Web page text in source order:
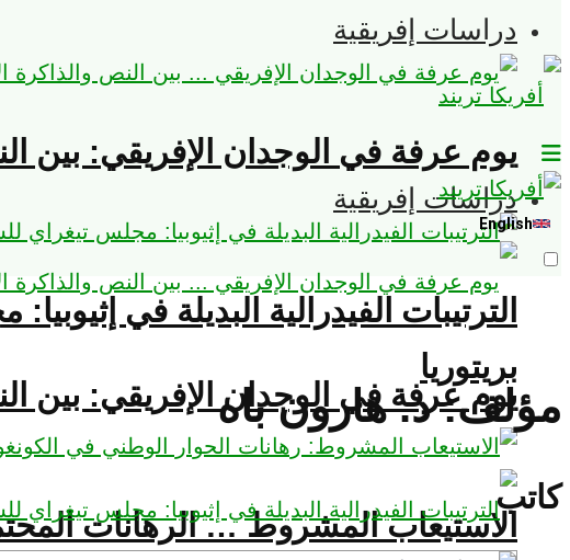
دراسات إفريقية
يوم عرفة في الوجدان الإفريقي: بين
الترتيبات الفيدرالية البديلة في
بريتوريا
الاستيعاب المشروط … الرهانات
دراسات إفريقية
يوم عرفة في الوجدان الإفريقي: بين
English
مؤلف:د. هارون باه
كاتب